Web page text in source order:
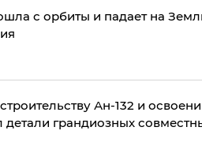
с орбиты и падает на
Ан-132 и
грандиозных